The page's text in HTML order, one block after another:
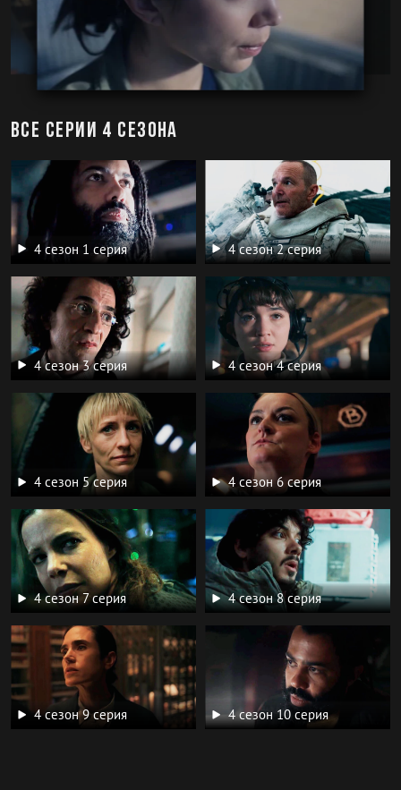
Все серии 4 сезона
4 сезон 1 серия 4 сезон 2 серия
4 сезон 3 серия 4 сезон 4 серия
4 сезон 5 серия 4 сезон 6 серия
4 сезон 7 серия 4 сезон 8 серия
4 сезон 9 серия 4 сезон 10 серия